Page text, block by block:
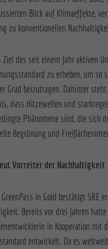
Blick auf Klimaeffekte,
zu konventionellen
Ziel des seit einem Jahr aktiven
zu erheben, um so
Grad beizutragen. Dahinter
dass Hitzewellen und
Phänomene sind, die sich
Begrünung und
Vorreiter der Nachhaltigkeit
in Gold bestätigt SRE
Bereits vor drei Jahren
in Kooperation mit
entwickelt. Da es